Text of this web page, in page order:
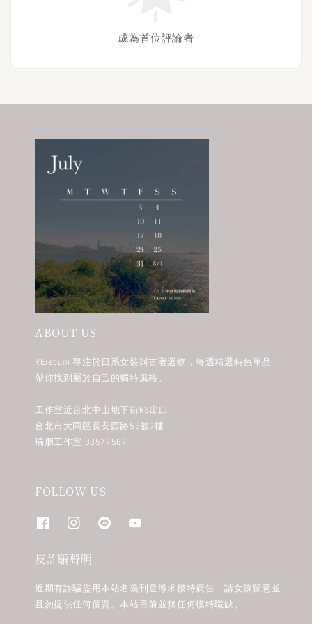
成為首位評論者
ABOUT US
REreburn 專注於日系女裝與古著選物，每週精選特色單品，
帶你找到屬於自己的獨特風格。
工作室近台北中山地下街R3出口
台北市大同區長安西路58號7樓
瑞朋工作室 38577587
FOLLOW US
反詐騙聲明
近期有詐騙盜用本站名義刊登徵求模特廣告，請女孩留意並
且勿提供任何個資。本站目前並無任何模特職缺。